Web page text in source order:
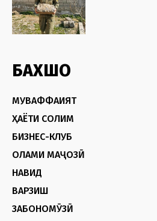
БАХШҲО
МУВАФФАҚИЯТ
ҲАЁТИ СОЛИМ
БИЗНЕС-КЛУБ
ОЛАМИ МАҶОЗӢ
НАВИД
ВАРЗИШ
ЗАБОНОМӮЗӢ